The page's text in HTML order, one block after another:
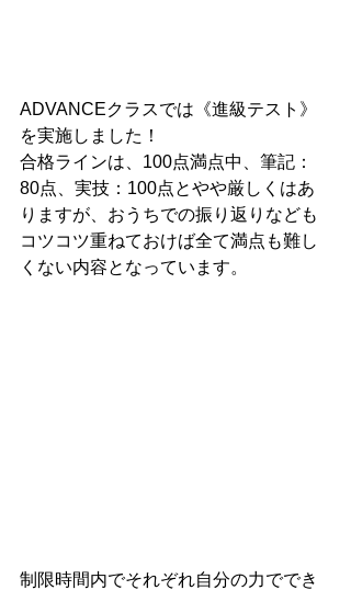
ADVANCEクラスでは《進級テスト》
を実施しました！
合格ラインは、100点満点中、筆記：
80点、実技：100点とやや厳しくはあ
りますが、おうちでの振り返りなども
コツコツ重ねておけば全て満点も難し
くない内容となっています。
制限時間内でそれぞれ自分の力ででき